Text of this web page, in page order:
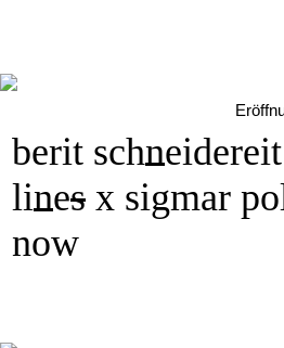
berit schn
linesx sigmar
now